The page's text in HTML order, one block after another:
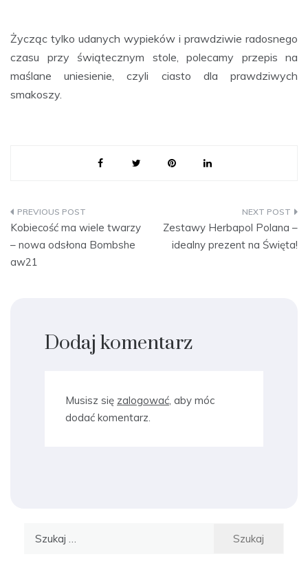
Życząc tylko udanych wypieków i prawdziwie radosnego
czasu przy świątecznym stole, polecamy przepis na
maślane uniesienie, czyli ciasto dla prawdziwych
smakoszy.
Nawigacja
wpisu
Kobiecość ma wiele twarzy
– nowa odsłona Bombshe
aw21
Zestawy Herbapol Polana –
idealny prezent na Święta!
Dodaj komentarz
Musisz się zalogować, aby móc
dodać komentarz.